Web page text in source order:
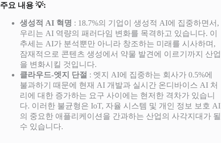
주요 내용 💡:
생성적 AI 혁명 : 18.7%의 기업이 생성적 AI에 집중하면서,
우리는 AI 역량의 패러다임 변화를 목격하고 있습니다. 이
추세는 AI가 분석뿐만 아니라 창조하는 미래를 시사하며,
잠재적으로 콘텐츠 생성에서 약물 발견에 이르기까지 산업
을 변화시킬 것입니다.
클라우드-엣지 단절 : 엣지 AI에 집중하는 회사가 0.5%에
불과하기 때문에 현재 AI 개발과 실시간 온디바이스 AI 처
리에 대한 증가하는 요구 사이에는 현저한 격차가 있습니
다. 이러한 불균형은 IoT, 자율 시스템 및 개인 정보 보호 AI
의 중요한 애플리케이션을 간과하는 산업의 사각지대가 될
수 있습니다.